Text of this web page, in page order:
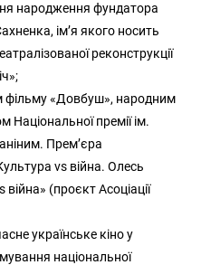
народження фундатора
ім’я якого носить
реконструкції
фільму «Довбуш», народним
Національної премії ім.
Прем’єра
vs війна. Олесь
(проєкт Асоціації
українське кіно у
національної